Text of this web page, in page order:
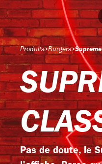
Produits>Burgers>
Pas de doute, le